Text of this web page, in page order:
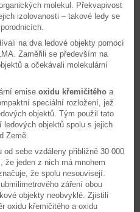
molekul. Překvapivost
izolovanosti – takové ledy se
na dva ledové objekty pomocí
Zaměřili se především na
a očekávali molekulární
emise oxidu křemičitého a
speciální rozložení, jež
objektů. Tým použil tato
objektů spolu s jejich
Země.
sebe vzdáleny přibližně 30 000
že jeden z nich má mnohem
že spolu nesouvisejí.
záření obou
objekty neobvyklé. Zjistili
oxidu křemičitého a oxidu